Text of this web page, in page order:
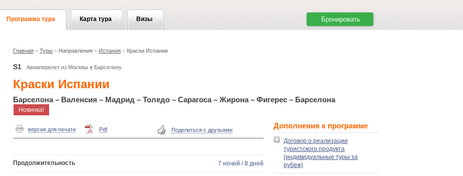
Программа тура Карта тура Визы Бронировать
Главная » Туры » Направления » Испания » Краски Испании
S1 Авиаперелет из Москвы в Барселону
Краски Испании
Барселона – Валенсия – Мадрид – Толедо – Сарагоса – Жирона – Фигерес – Барселона
Новинка!
версия для печати Pdf Поделиться с друзьями
Продолжительность 7 ночей / 8 дней
Дополнения к программе
Договор о реализации
туристского продукта
(индивидуальные туры за
рубеж)